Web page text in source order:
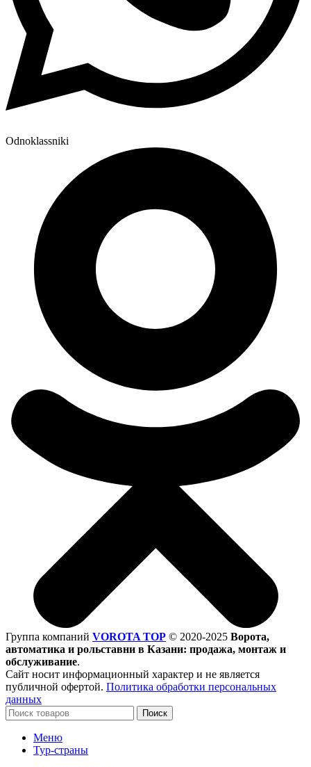
Odnoklassniki
Группа компаний VOROTA TOP © 2020-2025 Ворота,
автоматика и рольставни в Казани: продажа, монтаж и
обслуживание.
Сайт носит информационный характер и не является
публичной офертой. Политика обработки персональных
данных
Поиск
Меню
Тур-страны